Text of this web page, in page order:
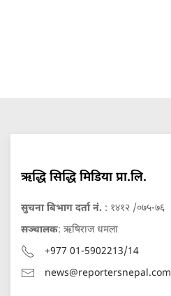
ऋद्धि सिद्धि मिडिया प्रा.लि.
सुचना बिभाग दर्ता नं. : १४१२ /०७५-७६
सञ्चालक: ऋषिराज धमला
+977 01-5902213/14
news@reportersnepal.com